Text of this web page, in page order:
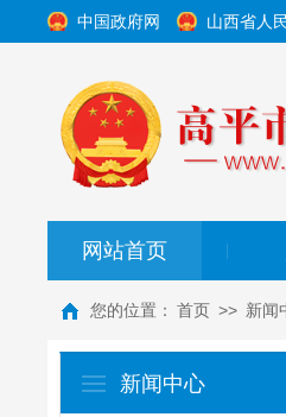
中国政府网 山西省人
网站首页
您的位置： 首页 >> 新闻
新闻中心